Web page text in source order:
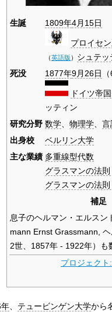
生誕 1809年4月15日
プロイセ
（英語版） シュテッ
死没
1877年9月26日
ドイツ帝国
ッティン
研究分野 数学 物理学 言
出身校
ベルリン大学
主な業績 多重線型代数
グラスマンの法
グラスマンの法
補足
息子のヘルマン・エルスン
mann Ernst Grassmann,
2世、1857年 - 1922年）も
プロジェクト
、 テュービンゲン大学から